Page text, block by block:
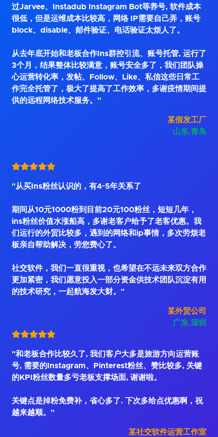
过Jarvee、Instadub Instagram Bot等养号, 软件成本
很低，但是运维成本比较高，网络 IP需要自己弄，账号
block、disable、邮件验证、电话验证太烦人了。
从去年底开始和老板合作Ins群控引流、账号托管, 运行了
3个月，结果整体比较满意，账号安全多了，我们团队操
心运营转化率，发帖、Follow、Like、私信这些日常工
作完全托管了，极大了提高了工作效率，多谢疫情期间提
供的远程网络技术服务。"
某假发工厂
山东.青岛
"从买Ins粉丝认识的，有4~5年关系了
期间从10元1000粉到目前20元100粉丝，短短几年，
ins粉丝价值水涨船高，多谢老客户给予了老客优惠。我
们运行的外贸比较多，遇到的网络和ip事情，多次劳烦老
板亲自帮助解决，劳您费心了。
社交软件，我们一直很重视，也希望在不远未来双方合作
更加紧密，我们愿意投入一部分资金供技术团队沉淀有用
的技术研究，一起航海发大财。"
某外贸公司
广东.深圳
"和老板合作比较久了, 我们客户大多是旅游方向运营账
号, 需要的Instagram、Pinterest粉丝、赞比较多, 关键
的KPI粉丝数量多亏老板支撑场面, 谢谢啦。
关键点是掉粉免费补，省心多了. 下次多给点优惠啊，祝
越来越顺。"
某社交软件运营工作室